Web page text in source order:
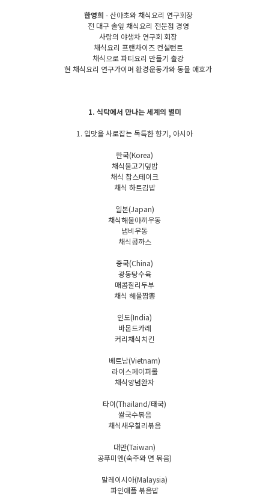
한영희 - 산야초와 채식요리 연구회장
전 대구 솔잎 채식요리 전문점 경영
사랑의 야생차 연구회 회장
채식요리 프랜차이즈 컨설턴트
채식으로 파티요리 만들기 출강
현 채식요리 연구가이며 환경운동가와 동물 애호가
1. 식탁에서 만나는 세계의 별미
1. 입맛을 사로잡는 독특한 향기, 아시아
한국(Korea)
채식불고기덮밥
채식 찹스테이크
채식 하트김밥
일본(Japan)
채식해물야끼우동
냄비우동
채식콩까스
중국(China)
광동탕수육
매콤칠리두부
채식 해물짬뽕
인도(India)
바몬드카레
커리채식치킨
베트남(Vietnam)
라이스페이퍼롤
채식양념완자
타이(Thailand/태국)
쌀국수볶음
채식새우칠리볶음
대만(Taiwan)
공푸미엔(숙주와 면 볶음)
말레이시아(Malaysia)
파인애플 볶음밥